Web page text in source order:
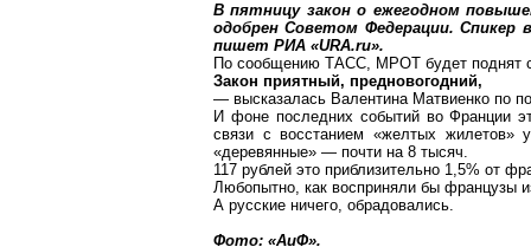
В пятницу закон о ежегодном
одобрен Советом Федерации. Спикер
пишет РИА «URA.ru».
По сообщению ТАСС, МРОТ будет поднят с
Закон приятный, предновогодний,
— высказалась Валентина Матвиенко по
И фонепоследних событий во Франции
связи с восстанием «желтых
«деревянные» — почти на 8 тысяч.
117 рублей это приблизительно 1,5% от
Любопытно, как восприняли бы французы
А русские ничего, обрадовались.
Фото: «АиФ».